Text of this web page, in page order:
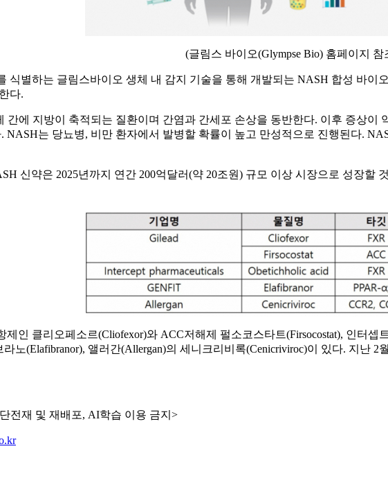
(글림스 바이오(Glympse Bio) 홈페이지 참
식별하는 글림스바이오 생체 내 감지 기술을 통해 개발되는 NASH 합성 바
다.
간에 지방이 축적되는 질환이며 간염과 간세포 손상을 동반한다. 이후 증상이
NASH는 당뇨병, 비만 환자에서 발병할 확률이 높고 만성적으로 진행된다.
신약은 2025년까지 연간 200억달러(약 20조원) 규모 이상 시장으로 성장
인 클리오페소르(Cliofexor)와 ACC저해제 펄소코스타트(Firsocostat), 인터셉
노(Elafibranor), 앨러간(Allergan)의 세니크리비록(Cenicriviroc)이 있다. 지난
전재 및 재배포, AI학습 이용 금지>